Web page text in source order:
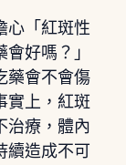
心「紅斑性
好嗎？」
藥會不會傷
實上，紅斑
治療，體內
續造成不可